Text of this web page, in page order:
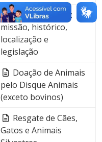
Disque animais:
missão, histórico,
localização e
legislação
Doação de Animais
pelo Disque Animais
(exceto bovinos)
Resgate de Cães,
Gatos e Animais